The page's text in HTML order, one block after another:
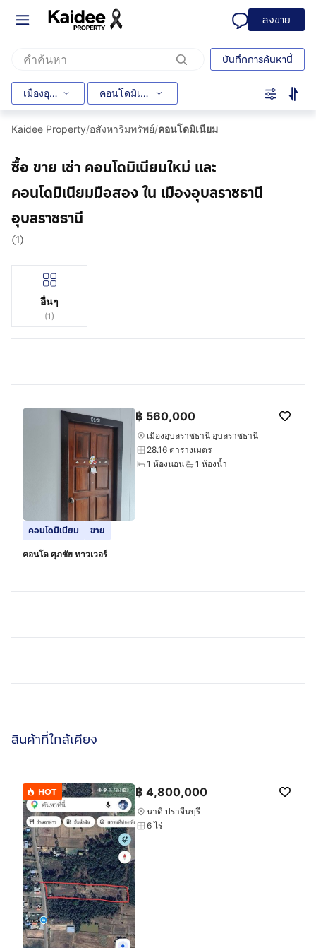
ลงขาย
บันทึกการค้นหานี้
เมืองอุบลราชธานี คอนโดมิเนียม
Kaidee Property/อสังหาริมทรัพย์/คอนโดมิเนียม
ซื้อ ขาย เช่า คอนโดมิเนียมใหม่ และ
คอนโดมิเนียมมือสอง ใน เมืองอุบลราชธานี
อุบลราชธานี
(1)
อื่นๆ
(1 )
฿ 560,000
เมืองอุบลราชธานี อุบลราชธานี
28.16 ตารางเมตร
1 ห้องนอน
1 ห้องน้ำ
คอนโดมิเนียม ขาย
คอนโด ศุภชัย ทาวเวอร์
สินค้าที่ใกล้เคียง
HOT ฿ 4,800,000
นาดี ปราจีนบุรี
6 ไร่